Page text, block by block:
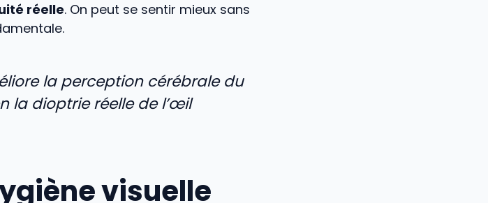
réelle. On peut se sentir mieux sans
la perception cérébrale du
la dioptrie réelle de l’œil
visuelle